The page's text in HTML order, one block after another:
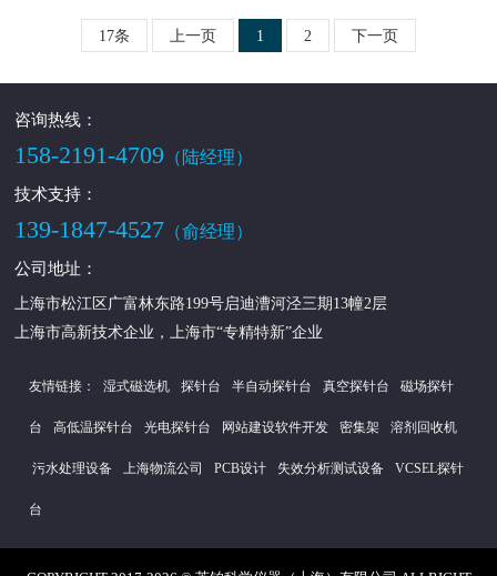
17条 上一页 1 2 下一页
咨询热线：
158-2191-4709 （陆经理）
技术支持：
139-1847-4527 （俞经理）
公司地址：
上海市松江区广富林东路199号启迪漕河泾三期13幢2层
上海市高新技术企业，上海市“专精特新”企业
友情链接： 湿式磁选机 探针台 半自动探针台 真空探针台 磁场探针
台 高低温探针台 光电探针台 网站建设软件开发 密集架 溶剂回收机
污水处理设备 上海物流公司 PCB设计 失效分析测试设备 VCSEL探针
台